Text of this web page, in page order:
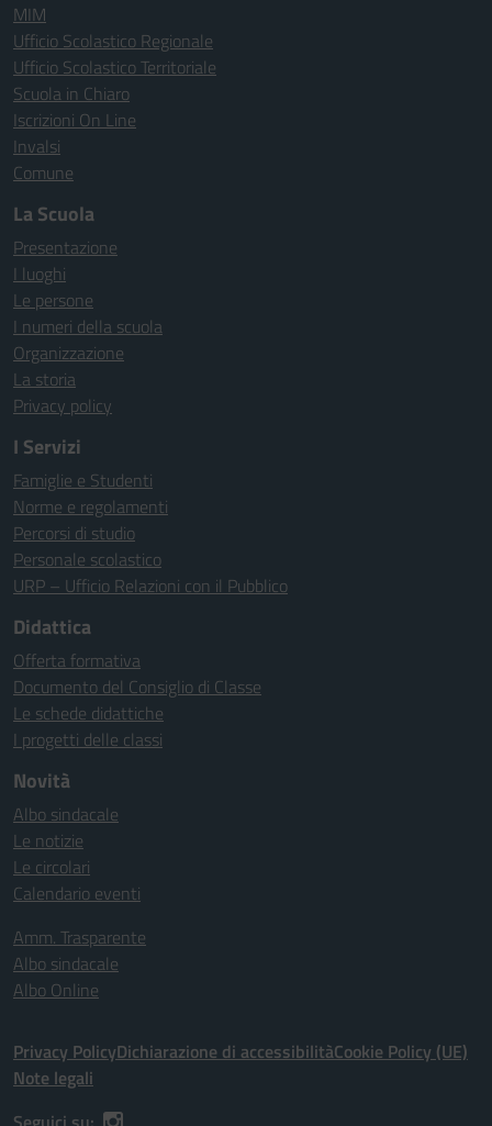
MIM
Ufficio Scolastico Regionale
Ufficio Scolastico Territoriale
Scuola in Chiaro
Iscrizioni On Line
Invalsi
Comune
La Scuola
Presentazione
I luoghi
Le persone
I numeri della scuola
Organizzazione
La storia
Privacy policy
I Servizi
Famiglie e Studenti
Norme e regolamenti
Percorsi di studio
Personale scolastico
URP – Ufficio Relazioni con il Pubblico
Didattica
Offerta formativa
Documento del Consiglio di Classe
Le schede didattiche
I progetti delle classi
Novità
Albo sindacale
Le notizie
Le circolari
Calendario eventi
Amm. Trasparente
Albo sindacale
Albo Online
Privacy PolicyDichiarazione di accessibilitàCookie Policy (UE)
Note legali